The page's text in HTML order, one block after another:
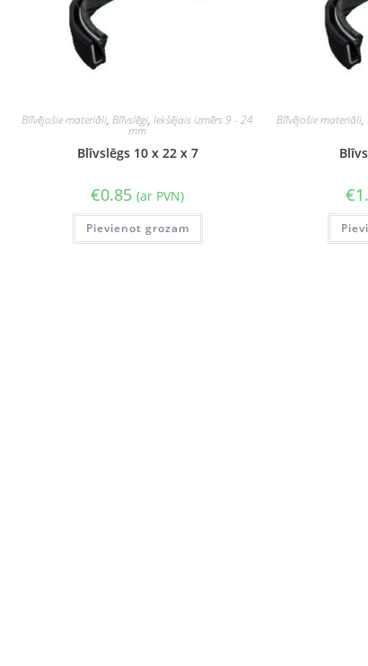
Blīvējošie materiāli,Blīvslēgi,Iekšējais izmērs 9 - 24
mm
Blīvslēgs 10 x 22 x 7
€0.85 (ar PVN)
Pievienot grozam
Blīvējošie materiāli,
€